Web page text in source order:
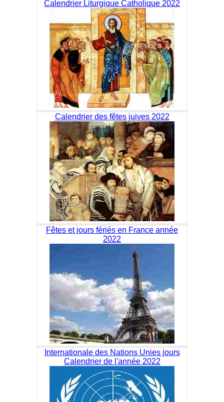
Calendrier Liturgique Catholique 2022
Calendrier des fêtes juives 2022
Fêtes et jours fériés en France année
2022
Internationale des Nations Unies jours
Calendrier de l'année 2022